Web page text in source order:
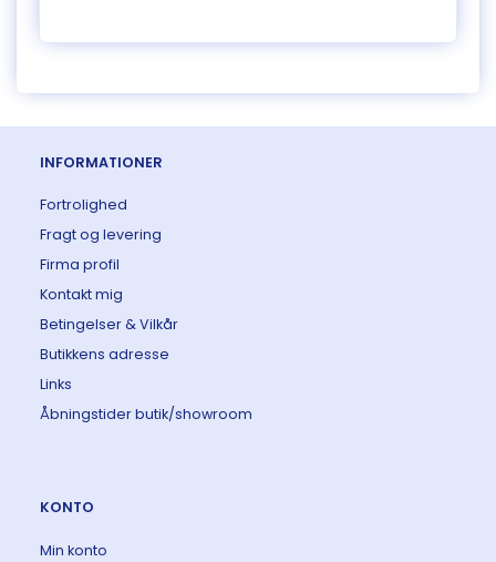
INFORMATIONER
Fortrolighed
Fragt og levering
Firma profil
Kontakt mig
Betingelser & Vilkår
Butikkens adresse
Links
Åbningstider butik/showroom
KONTO
Min konto